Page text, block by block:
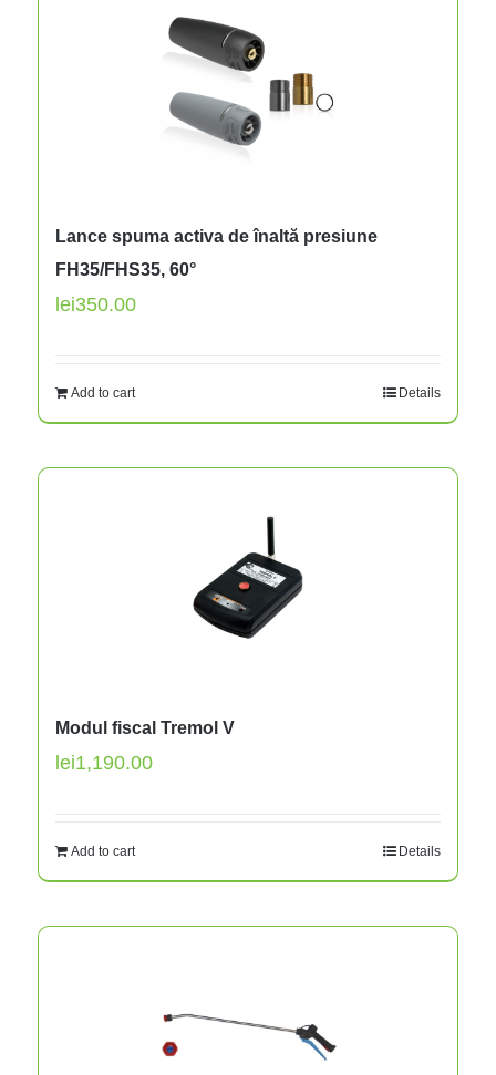
Lance spuma activa de înaltă presiune
FH35/FHS35, 60°
lei350.00
Add to cart Details
Modul fiscal Tremol V
lei1,190.00
Add to cart Details